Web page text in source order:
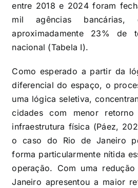
entre 2018 e 2024 foram
mil agências
aproximadamente 23% de
nacional (Tabela I).
Como esperado a partir da
diferencial do espaço, o
uma lógica seletiva,
cidades com menor
infraestrutura física (Páez,
o caso do Rio de Janeiro
forma particularmente nítida
operação. Com uma
Janeiro apresentou a maior